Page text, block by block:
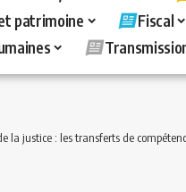
patrimoine Fiscal
: les transferts de compétence vers le juge de